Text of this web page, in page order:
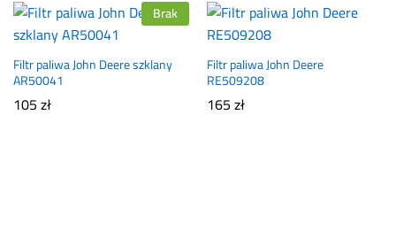
Brak
Filtr paliwa John Deere szklany
AR50041
105zł
Filtr paliwa John Deere
RE509208
165zł